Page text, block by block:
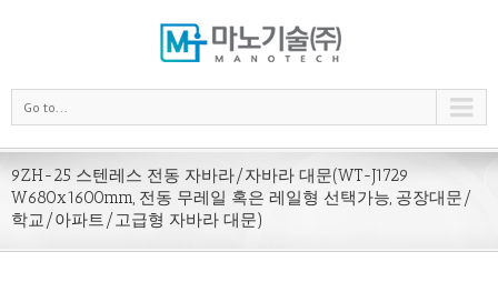
Go to...
9ZH-25 스텐레스 전동 자바라/자바라 대문(WT-J1729
W680x1600mm, 전동 무레일 혹은 레일형 선택가능, 공장대문/
학교/아파트/고급형 자바라 대문)